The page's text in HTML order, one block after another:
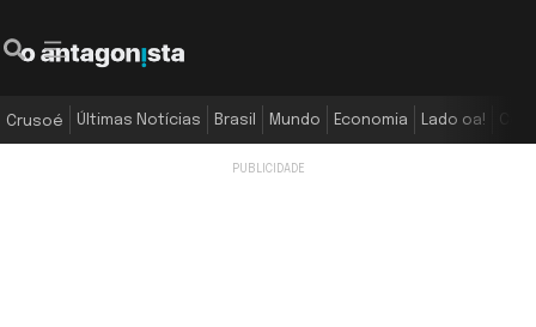
Crusoé Últimas Notícias Brasil Mundo Economia Lado oa!